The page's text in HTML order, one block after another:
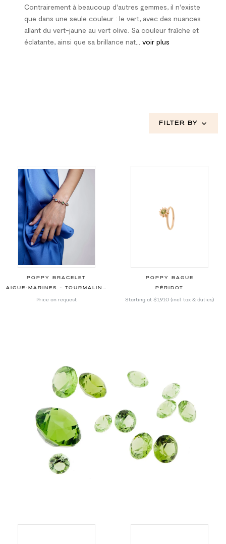
Contrairement à beaucoup d'autres gemmes, il n'existe
que dans une seule couleur : le vert, avec des nuances
allant du vert-jaune au vert olive. Sa couleur fraîche et
éclatante, ainsi que sa brillance nat ... voir plus
FILTER BY
POPPY BRACELET
AIGUE-MARINES - TOURMALINES - PERIDOTS - DIAMANTS
Price on request
POPPY BAGUE
PÉRIDOT
Starting at $1,910 (incl. tax & duties)